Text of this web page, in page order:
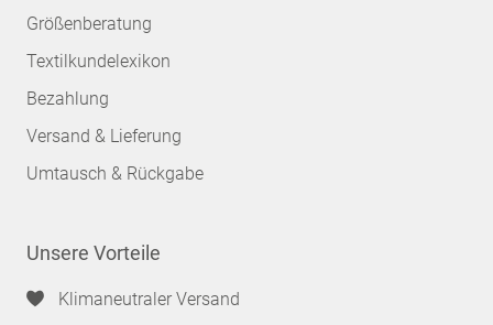
Größenberatung
Textilkundelexikon
Bezahlung
Versand & Lieferung
Umtausch & Rückgabe
Unsere Vorteile
Klimaneutraler Versand